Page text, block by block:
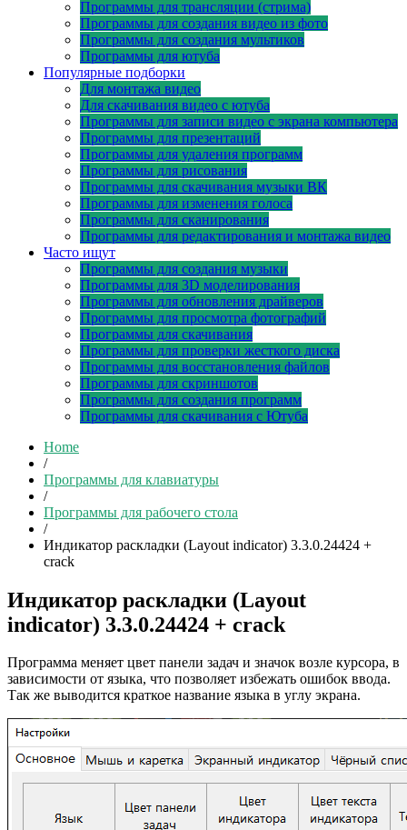
Программы для трансляции (стрима)
Программы для создания видео из фото
Программы для создания мультиков
Программы для ютуба
Популярные подборки
Для монтажа видео
Для скачивания видео с ютуба
Программы для записи видео с экрана компьютера
Программы для презентаций
Программы для удаления программ
Программы для рисования
Программы для скачивания музыки ВК
Программы для изменения голоса
Программы для сканирования
Программы для редактирования и монтажа видео
Часто ищут
Программы для создания музыки
Программы для 3D моделирования
Программы для обновления драйверов
Программы для просмотра фотографий
Программы для скачивания
Программы для проверки жесткого диска
Программы для восстановления файлов
Программы для скриншотов
Программы для создания программ
Программы для скачивания с Ютуба
Home
/
Программы для клавиатуры
/
Программы для рабочего стола
/
Индикатор раскладки (Layout indicator) 3.3.0.24424 +
crack
Индикатор раскладки (Layout
indicator) 3.3.0.24424 + crack
Программа меняет цвет панели задач и значок возле курсора, в
зависимости от языка, что позволяет избежать ошибок ввода.
Так же выводится краткое название языка в углу экрана.